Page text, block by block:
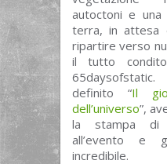
autoctoni e una
terra, in attesa
ripartire verso
il tutto
65daysofstatic.
definito “Il
dell’universo”,
la stampa di
all’evento e
incredibile.